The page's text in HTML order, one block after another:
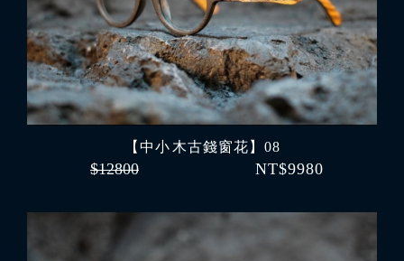
【中小 木古錢窗花】08
$12800 NT$9980